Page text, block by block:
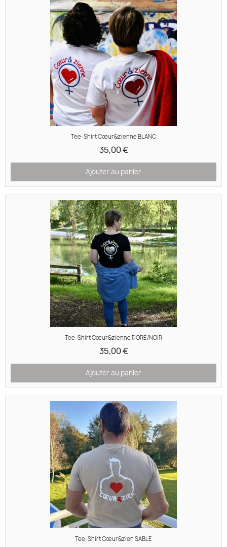
Aperçu rapide
Tee-Shirt Cœur&zienne BLANC
35,00 €
Ajouter au panier
Aperçu rapide
Tee-Shirt Cœur&zienne DORE/NOIR
35,00 €
Ajouter au panier
Aperçu rapide
Tee-Shirt Cœur&zien SABLE